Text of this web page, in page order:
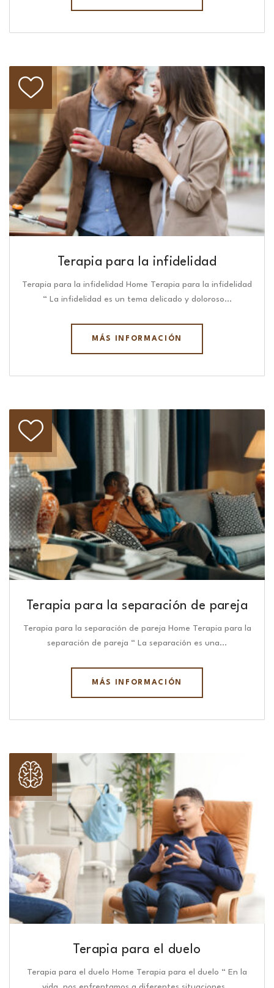
Terapia para la infidelidad
Terapia para la infidelidad Home Terapia para la infidelidad
“ La infidelidad es un tema delicado y doloroso…
MÁS INFORMACIÓN
Terapia para la separación de pareja
Terapia para la separación de pareja Home Terapia para la
separación de pareja “ La separación es una…
MÁS INFORMACIÓN
Terapia para el duelo
Terapia para el duelo Home Terapia para el duelo “ En la